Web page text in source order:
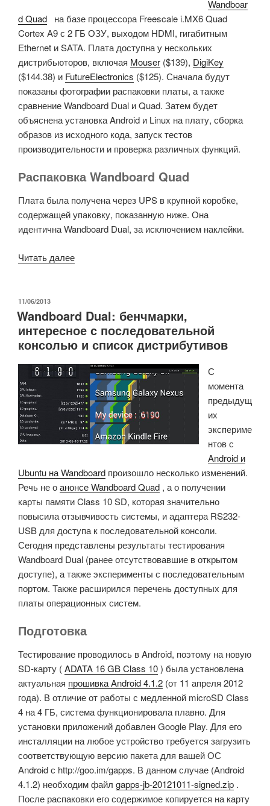
Wandboar
d Quad на базе процессора Freescale i.MX6 Quad
Cortex A9 с 2 ГБ ОЗУ, выходом HDMI, гигабитным
Ethernet и SATA. Плата доступна у нескольких
дистрибьюторов, включая Mouser ($139), DigiKey
($144.38) и FutureElectronics ($125). Сначала будут
показаны фотографии распаковки платы, а также
сравнение Wandboard Dual и Quad. Затем будет
объяснена установка Android и Linux на плату, сборка
образов из исходного кода, запуск тестов
производительности и проверка различных функций.
Распаковка Wandboard Quad
Плата была получена через UPS в крупной коробке,
содержащей упаковку, показанную ниже. Она
идентична Wandboard Dual, за исключением наклейки.
Читать далее«Распаковка
работы
с
Android
Linux
(через
Yocto
Project)»
ОПУБЛИКОВАНО
11/06/2013
Wandboard Dual: бенчмарки,
интересное с последовательной
консолью и список дистрибутивов
С
момента
предыдущ
их
экспериме
нтов с
Android и
Ubuntu на Wandboard произошло несколько изменений.
Речь не оанонсе Wandboard Quad , а о получении
карты памяти Class 10 SD, которая значительно
повысила отзывчивость системы, и адаптера RS232-
USB для доступа к последовательной консоли.
Сегодня представлены результаты тестирования
Wandboard Dual (ранее отсутствовавшие в открытом
доступе), а также эксперименты с последовательным
портом. Также расширился перечень доступных для
платы операционных систем.
Подготовка
Тестирование проводилось в Android, поэтому на новую
SD-карту (ADATA 16 GB Class 10) была установлена
актуальная прошивка Android 4.1.2 (от 11 апреля 2012
года). В отличие от работы с медленной microSD Class
4 на 4 ГБ, система функционировала плавно. Для
установки приложений добавлен Google Play. Для его
инсталляции на любое устройство требуется загрузить
соответствующую версию пакета для вашей ОС
Android с http://goo.im/gapps. В данном случае (Android
4.1.2) необходим файл gapps-jb-20121011-signed.zip .
После распаковки его содержимое копируется на карту